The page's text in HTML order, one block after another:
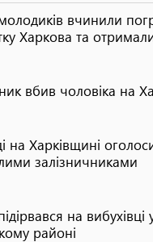
вчинили
Харкова та
вбив чоловіка на
на Харківщині
залізничниками
на вибухівці
районі